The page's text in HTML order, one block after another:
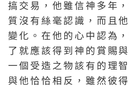
搞交易，他雖信神多年
質沒有絲毫認識，而且
變化。在他的心中認為
了就應該得到神的賞賜
一個受造之物該有的理
與他恰恰相反，雖然彼